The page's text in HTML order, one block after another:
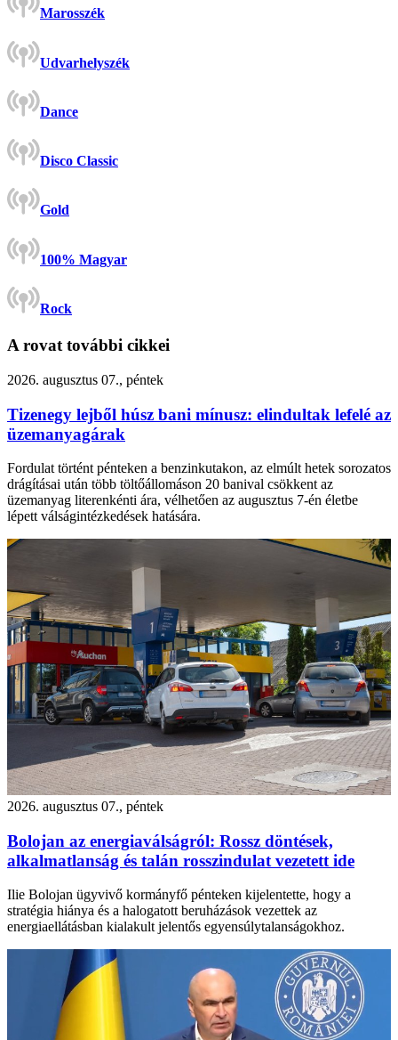
Marosszék
Udvarhelyszék
Dance
Disco Classic
Gold
100% Magyar
Rock
A rovat további cikkei
2026. augusztus 07., péntek
Tizenegy lejből húsz bani mínusz: elindultak lefelé az
üzemanyagárak
Fordulat történt pénteken a benzinkutakon, az elmúlt hetek sorozatos
drágításai után több töltőállomáson 20 banival csökkent az
üzemanyag literenkénti ára, vélhetően az augusztus 7-én életbe
lépett válságintézkedések hatására.
2026. augusztus 07., péntek
Bolojan az energiaválságról: Rossz döntések,
alkalmatlanság és talán rosszindulat vezetett ide
Ilie Bolojan ügyvivő kormányfő pénteken kijelentette, hogy a
stratégia hiánya és a halogatott beruházások vezettek az
energiaellátásban kialakult jelentős egyensúlytalanságokhoz.